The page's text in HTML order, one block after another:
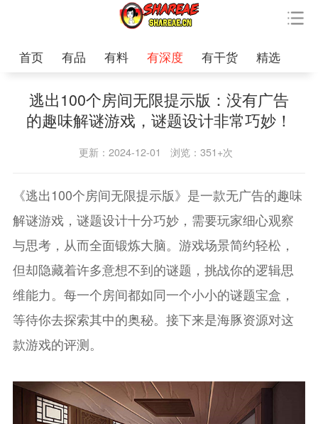
首页 有品 有料 有深度 有干货 精选
逃出100个房间无限提示版：没有广告
的趣味解谜游戏，谜题设计非常巧妙！
更新：2024-12-01 浏览：351+次
《逃出100个房间无限提示版》是一款无广告的趣味
解谜游戏，谜题设计十分巧妙，需要玩家细心观察
与思考，从而全面锻炼大脑。游戏场景简约轻松，
但却隐藏着许多意想不到的谜题，挑战你的逻辑思
维能力。每一个房间都如同一个小小的谜题宝盒，
等待你去探索其中的奥秘。接下来是海豚资源对这
款游戏的评测。